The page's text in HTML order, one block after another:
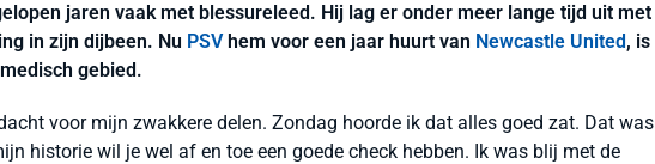
jaren vaak met blessureleed. Hij lag er onder meer lange tijd uit met
in zijn dijbeen. Nu PSVhem voor een jaar huurt van Newcastle United, is
gebied.
voor mijn zwakkere delen. Zondag hoorde ik dat alles goed zat. Dat was
historie wil je wel af en toe een goede check hebben. Ik was blij met de